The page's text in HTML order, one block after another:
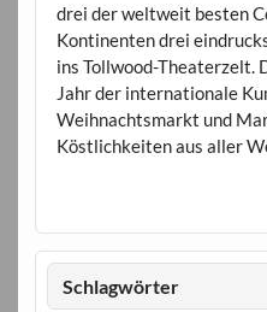
drei der weltweit besten
Kontinenten drei
ins Tollwood-Theaterzelt.
Jahr der internationale
Weihnachtsmarkt und
Köstlichkeiten aus aller
Schlagwörter